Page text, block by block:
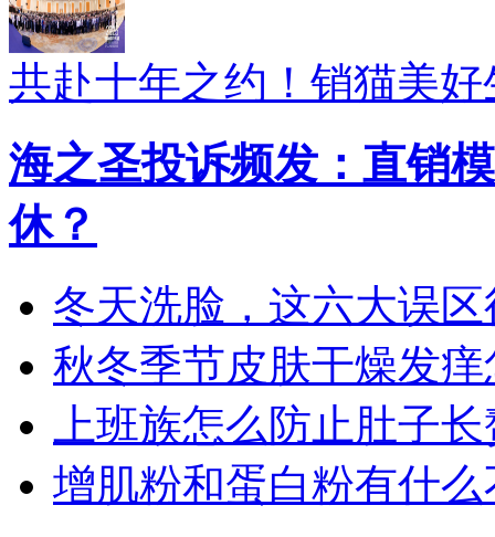
共赴十年之约！销猫美
海之圣投诉频发：直销
休？
冬天洗脸，这六大误
秋冬季节皮肤干燥发痒
上班族怎么防止肚子
增肌粉和蛋白粉有什么